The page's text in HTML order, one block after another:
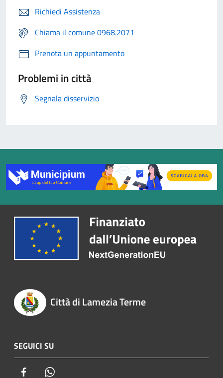
Richiedi Assistenza
Chiama il comune 0968.2071
Prenota un appuntamento
Problemi in città
Segnala disservizio
Città di Lamezia Terme
SEGUICI SU
Facebook